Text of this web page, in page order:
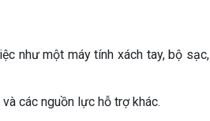
như một máy tính xách tay, bộ sạc,
các nguồn lực hỗ trợ khác.